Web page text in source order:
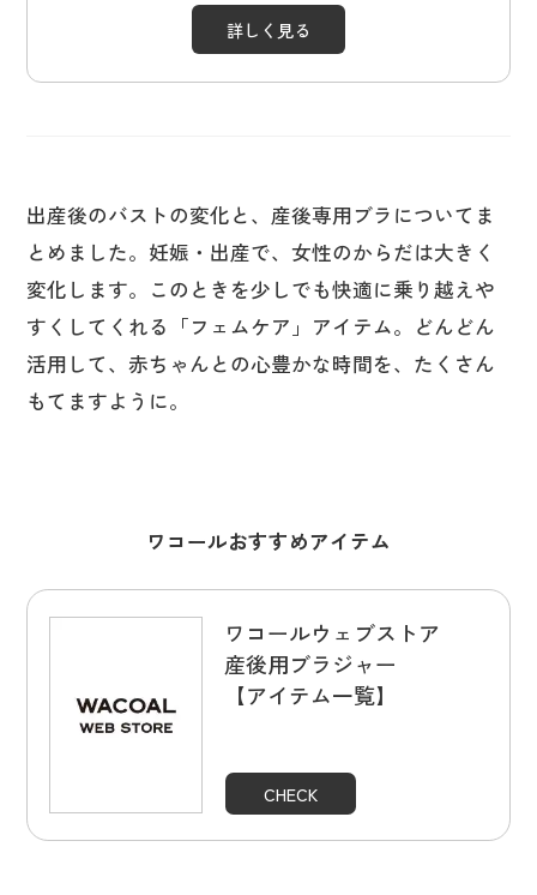
詳しく見る
出産後のバストの変化と、産後専用ブラについてま
とめました。妊娠・出産で、女性のからだは大きく
変化します。このときを少しでも快適に乗り越えや
すくしてくれる「フェムケア」アイテム。どんどん
活用して、赤ちゃんとの心豊かな時間を、たくさん
もてますように。
ワコールおすすめアイテム
ワコールウェブストア
産後用ブラジャー
【アイテム一覧】
CHECK